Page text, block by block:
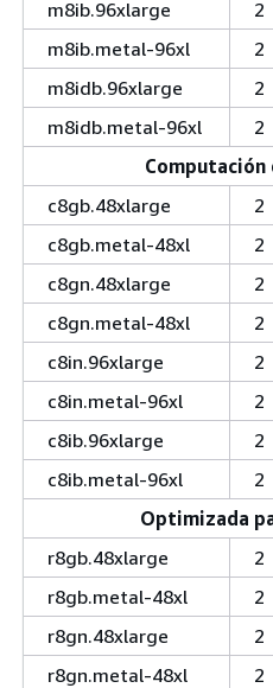
m8ib.96xlarge
2
m8ib.metal-96xl
2
m8idb.96xlarge
2
m8idb.metal-96xl
2
c8gb.48xlarge
2
c8gb.metal-48xl
2
c8gn.48xlarge
2
c8gn.metal-48xl
2
c8in.96xlarge
2
c8in.metal-96xl
2
c8ib.96xlarge
2
c8ib.metal-96xl
2
Optimizada
r8gb.48xlarge
2
r8gb.metal-48xl
2
r8gn.48xlarge
2
r8gn.metal-48xl
2